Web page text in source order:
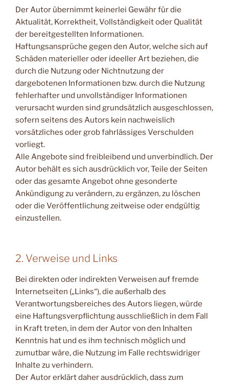
Der Autor übernimmt keinerlei Gewähr für die
Aktualität, Korrektheit, Vollständigkeit oder Qualität
der bereitgestellten Informationen.
Haftungsansprüche gegen den Autor, welche sich auf
Schäden materieller oder ideeller Art beziehen, die
durch die Nutzung oder Nichtnutzung der
dargebotenen Informationen bzw. durch die Nutzung
fehlerhafter und unvollständiger Informationen
verursacht wurden sind grundsätzlich ausgeschlossen,
sofern seitens des Autors kein nachweislich
vorsätzliches oder grob fahrlässiges Verschulden
vorliegt.
Alle Angebote sind freibleibend und unverbindlich. Der
Autor behält es sich ausdrücklich vor, Teile der Seiten
oder das gesamte Angebot ohne gesonderte
Ankündigung zu verändern, zu ergänzen, zu löschen
oder die Veröffentlichung zeitweise oder endgültig
einzustellen.
2. Verweise und Links
Bei direkten oder indirekten Verweisen auf fremde
Internetseiten („Links“), die außerhalb des
Verantwortungsbereiches des Autors liegen, würde
eine Haftungsverpflichtung ausschließlich in dem Fall
in Kraft treten, in dem der Autor von den Inhalten
Kenntnis hat und es ihm technisch möglich und
zumutbar wäre, die Nutzung im Falle rechtswidriger
Inhalte zu verhindern.
Der Autor erklärt daher ausdrücklich, dass zum